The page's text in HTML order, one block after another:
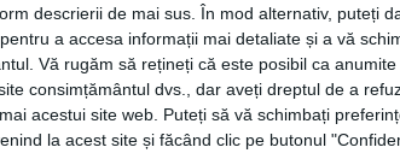
descrierii de mai sus. În mod alternativ, puteți
a accesa informații mai detaliate și a vă
Vă rugăm să rețineți că este posibil ca
consimțământul dvs., dar aveți dreptul de a
acestui site web. Puteți să vă schimbați
la acest site și făcând clic pe butonul
sunt jucători foarte importanți
Fota și Fărăgău . Ne așteaptă un
pe teren va trebui câștige această
făcut lucruri atât de bune și vrem